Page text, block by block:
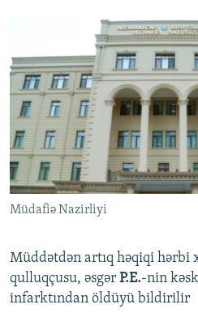
Müdafiə Nazirliyi
Müddətdən artıq həqiqi hərbi
qulluqçusu, əsgər P.E.-nin
infarktından öldüyü bildirilir